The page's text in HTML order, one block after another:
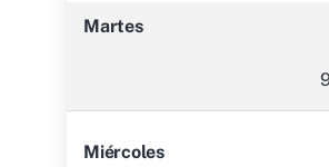
Martes
Miércoles